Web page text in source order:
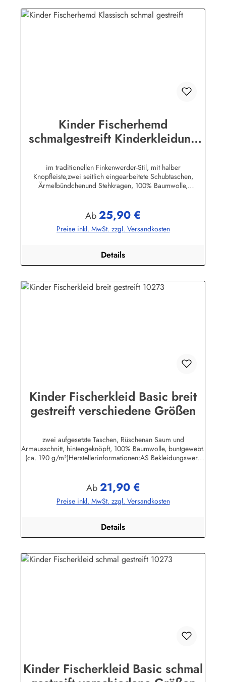
Kinder Fischerhemd
schmalgestreift Kinderkleidung
im traditionellen Finkenwerder-Stil, mit halber
Knopfleiste,zwei seitlich eingearbeitete Schubtaschen,
Ärmelbündchenund Stehkragen, 100% Baumwolle,
Wittmundinfo@modas-bekleidung.de
Regulärer Preis:
Ab25,90 €
Preise inkl. MwSt. zzgl. Versandkosten
Details
Kinder Fischerkleid Basic breit
gestreift verschiedene Größen
zwei aufgesetzte Taschen, Rüschenan Saum und
Armausschnitt, hintengeknöpft, 100% Baumwolle, buntgewebt.
(ca. 190 g/m²)Herstellerinformationen:AS Bekleidungswerk
Regulärer Preis:
Ab21,90 €
Preise inkl. MwSt. zzgl. Versandkosten
Details
Kinder Fischerkleid Basic schmal